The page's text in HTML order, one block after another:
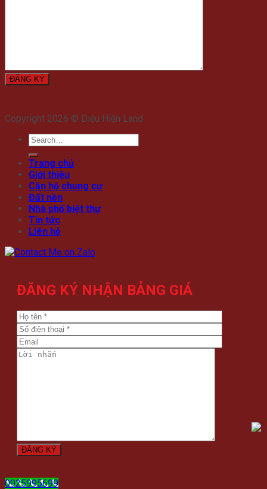
Copyright 2026 © Diệu Hiền Land
Trang chủ
Giới thiệu
Căn hộ chung cư
Đất nền
Nhà phố biệt thự
Tin tức
Liên hệ
ĐĂNG KÝ NHẬN BẢNG GIÁ
0925995699